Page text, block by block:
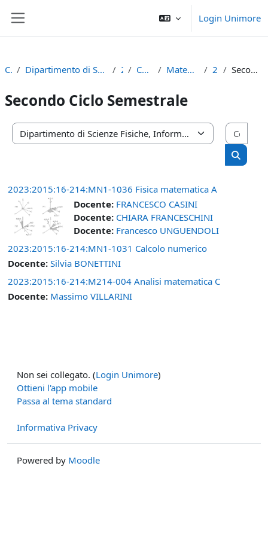
Login Unimore
Corsi Dipartimento di Scienze Fisiche, Informatiche e Matematiche 2023 Corso di Laurea Matematica (D.M. 270/04) 2° anno Secondo Ciclo Semestrale
Secondo Ciclo Semestrale
Categorie di corso
Cerca
2023:2015:16-214:MN1-1036 Fisica matematica A
Docente: FRANCESCO CASINI
Docente: CHIARA FRANCESCHINI
Docente: Francesco UNGUENDOLI
2023:2015:16-214:MN1-1031 Calcolo numerico
Docente: Silvia BONETTINI
2023:2015:16-214:M214-004 Analisi matematica C
Docente: Massimo VILLARINI
Non sei collegato. (Login Unimore)
Ottieni l'app mobile
Passa al tema standard
Informativa Privacy
Powered by Moodle